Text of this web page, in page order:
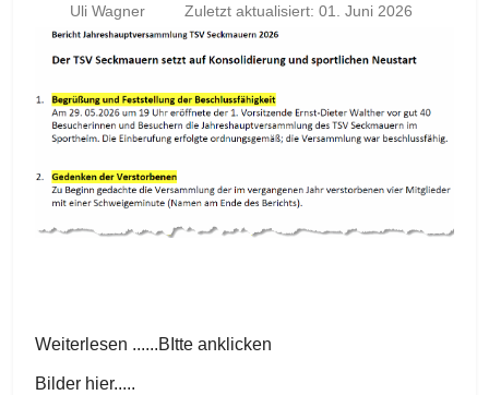
Uli Wagner Zuletzt aktualisiert: 01. Juni 2026
Weiterlesen ......BItte anklicken
Bilder hier.....